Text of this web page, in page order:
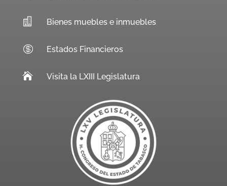
 Bienes muebles e inmuebles
 Estados Financieros
 Visita la LXIII Legislatura